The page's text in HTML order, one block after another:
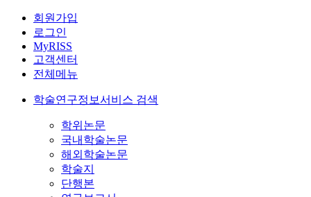
회원가입
로그인
MyRISS
고객센터
전체메뉴
학술연구정보서비스 검색
학위논문
국내학술논문
해외학술논문
학술지
단행본